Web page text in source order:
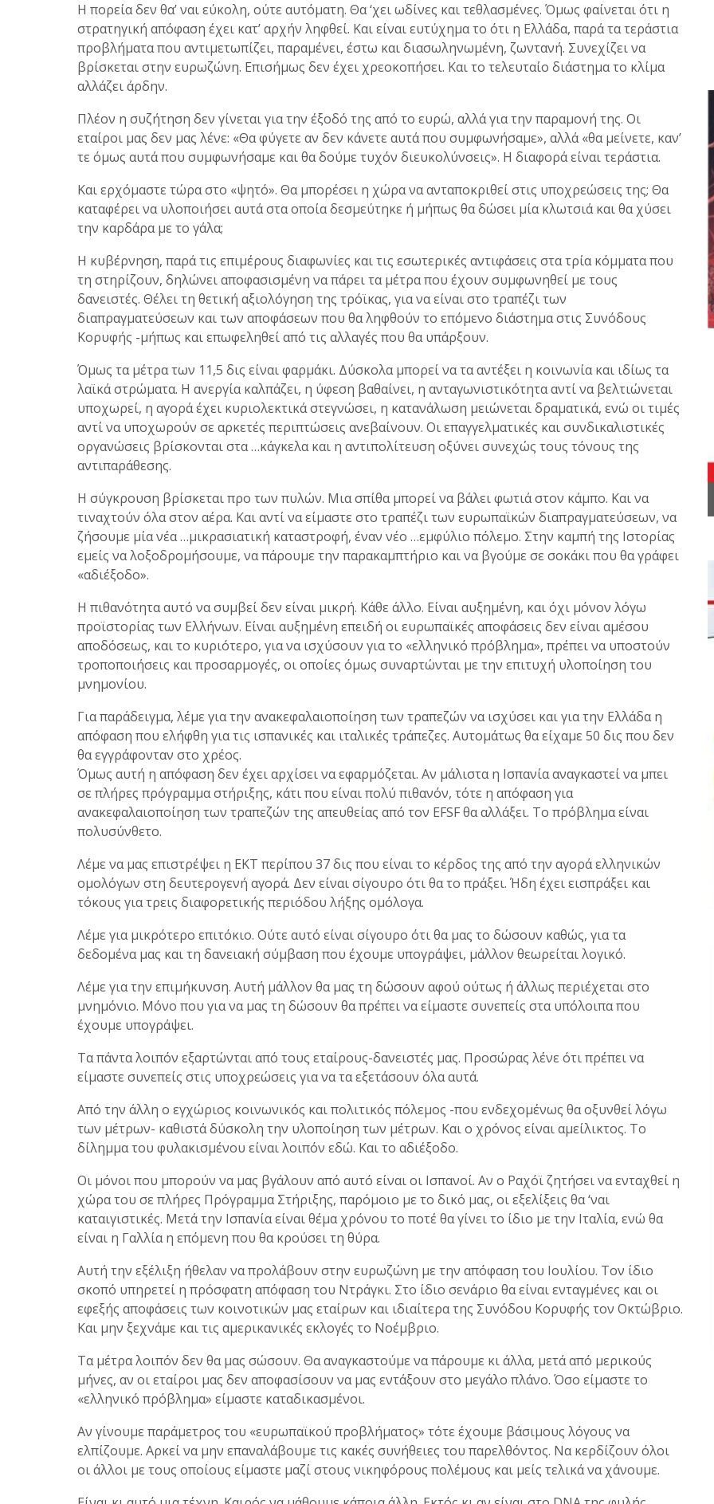
Η πορεία δεν θα’ ναι εύκολη, ούτε αυτόματη. Θα ‘χει ωδίνες και τεθλασμένες. Όμως φαίνεται ότι η
στρατηγική απόφαση έχει κατ’ αρχήν ληφθεί. Και είναι ευτύχημα το ότι η Ελλάδα, παρά τα τεράστια
προβλήματα που αντιμετωπίζει, παραμένει, έστω και διασωληνωμένη, ζωντανή. Συνεχίζει να
βρίσκεται στην ευρωζώνη. Επισήμως δεν έχει χρεοκοπήσει. Και το τελευταίο διάστημα το κλίμα
αλλάζει άρδην.
Πλέον η συζήτηση δεν γίνεται για την έξοδό της από το ευρώ, αλλά για την παραμονή της. Οι
εταίροι μας δεν μας λένε: «Θα φύγετε αν δεν κάνετε αυτά που συμφωνήσαμε», αλλά «θα μείνετε, καν’
τε όμως αυτά που συμφωνήσαμε και θα δούμε τυχόν διευκολύνσεις». Η διαφορά είναι τεράστια.
Και ερχόμαστε τώρα στο «ψητό». Θα μπορέσει η χώρα να ανταποκριθεί στις υποχρεώσεις της; Θα
καταφέρει να υλοποιήσει αυτά στα οποία δεσμεύτηκε ή μήπως θα δώσει μία κλωτσιά και θα χύσει
την καρδάρα με το γάλα;
Η κυβέρνηση, παρά τις επιμέρους διαφωνίες και τις εσωτερικές αντιφάσεις στα τρία κόμματα που
τη στηρίζουν, δηλώνει αποφασισμένη να πάρει τα μέτρα που έχουν συμφωνηθεί με τους
δανειστές. Θέλει τη θετική αξιολόγηση της τρόϊκας, για να είναι στο τραπέζι των
διαπραγματεύσεων και των αποφάσεων που θα ληφθούν το επόμενο διάστημα στις Συνόδους
Κορυφής -μήπως και επωφεληθεί από τις αλλαγές που θα υπάρξουν.
Όμως τα μέτρα των 11,5 δις είναι φαρμάκι. Δύσκολα μπορεί να τα αντέξει η κοινωνία και ιδίως τα
λαϊκά στρώματα. Η ανεργία καλπάζει, η ύφεση βαθαίνει, η ανταγωνιστικότητα αντί να βελτιώνεται
υποχωρεί, η αγορά έχει κυριολεκτικά στεγνώσει, η κατανάλωση μειώνεται δραματικά, ενώ οι τιμές
αντί να υποχωρούν σε αρκετές περιπτώσεις ανεβαίνουν. Οι επαγγελματικές και συνδικαλιστικές
οργανώσεις βρίσκονται στα …κάγκελα και η αντιπολίτευση οξύνει συνεχώς τους τόνους της
αντιπαράθεσης.
Η σύγκρουση βρίσκεται προ των πυλών. Μια σπίθα μπορεί να βάλει φωτιά στον κάμπο. Και να
τιναχτούν όλα στον αέρα. Και αντί να είμαστε στο τραπέζι των ευρωπαϊκών διαπραγματεύσεων, να
ζήσουμε μία νέα …μικρασιατική καταστροφή, έναν νέο …εμφύλιο πόλεμο. Στην καμπή της Ιστορίας
εμείς να λοξοδρομήσουμε, να πάρουμε την παρακαμπτήριο και να βγούμε σε σοκάκι που θα γράφει
«αδιέξοδο».
Η πιθανότητα αυτό να συμβεί δεν είναι μικρή. Κάθε άλλο. Είναι αυξημένη, και όχι μόνον λόγω
προϊστορίας των Ελλήνων. Είναι αυξημένη επειδή οι ευρωπαϊκές αποφάσεις δεν είναι αμέσου
αποδόσεως, και το κυριότερο, για να ισχύσουν για το «ελληνικό πρόβλημα», πρέπει να υποστούν
τροποποιήσεις και προσαρμογές, οι οποίες όμως συναρτώνται με την επιτυχή υλοποίηση του
μνημονίου.
Για παράδειγμα, λέμε για την ανακεφαλαιοποίηση των τραπεζών να ισχύσει και για την Ελλάδα η
απόφαση που ελήφθη για τις ισπανικές και ιταλικές τράπεζες. Αυτομάτως θα είχαμε 50 δις που δεν
θα εγγράφονταν στο χρέος.
Όμως αυτή η απόφαση δεν έχει αρχίσει να εφαρμόζεται. Αν μάλιστα η Ισπανία αναγκαστεί να μπει
σε πλήρες πρόγραμμα στήριξης, κάτι που είναι πολύ πιθανόν, τότε η απόφαση για
ανακεφαλαιοποίηση των τραπεζών της απευθείας από τον EFSF θα αλλάξει. Το πρόβλημα είναι
πολυσύνθετο.
Λέμε να μας επιστρέψει η ΕΚΤ περίπου 37 δις που είναι το κέρδος της από την αγορά ελληνικών
ομολόγων στη δευτερογενή αγορά. Δεν είναι σίγουρο ότι θα το πράξει. Ήδη έχει εισπράξει και
τόκους για τρεις διαφορετικής περιόδου λήξης ομόλογα.
Λέμε για μικρότερο επιτόκιο. Ούτε αυτό είναι σίγουρο ότι θα μας το δώσουν καθώς, για τα
δεδομένα μας και τη δανειακή σύμβαση που έχουμε υπογράψει, μάλλον θεωρείται λογικό.
Λέμε για την επιμήκυνση. Αυτή μάλλον θα μας τη δώσουν αφού ούτως ή άλλως περιέχεται στο
μνημόνιο. Μόνο που για να μας τη δώσουν θα πρέπει να είμαστε συνεπείς στα υπόλοιπα που
έχουμε υπογράψει.
Τα πάντα λοιπόν εξαρτώνται από τους εταίρους-δανειστές μας. Προσώρας λένε ότι πρέπει να
είμαστε συνεπείς στις υποχρεώσεις για να τα εξετάσουν όλα αυτά.
Από την άλλη ο εγχώριος κοινωνικός και πολιτικός πόλεμος -που ενδεχομένως θα οξυνθεί λόγω
των μέτρων- καθιστά δύσκολη την υλοποίηση των μέτρων. Και ο χρόνος είναι αμείλικτος. Το
δίλημμα του φυλακισμένου είναι λοιπόν εδώ. Και το αδιέξοδο.
Οι μόνοι που μπορούν να μας βγάλουν από αυτό είναι οι Ισπανοί. Αν ο Ραχόϊ ζητήσει να ενταχθεί η
χώρα του σε πλήρες Πρόγραμμα Στήριξης, παρόμοιο με το δικό μας, οι εξελίξεις θα ‘ναι
καταιγιστικές. Μετά την Ισπανία είναι θέμα χρόνου το ποτέ θα γίνει το ίδιο με την Ιταλία, ενώ θα
είναι η Γαλλία η επόμενη που θα κρούσει τη θύρα.
Αυτή την εξέλιξη ήθελαν να προλάβουν στην ευρωζώνη με την απόφαση του Ιουλίου. Τον ίδιο
σκοπό υπηρετεί η πρόσφατη απόφαση του Ντράγκι. Στο ίδιο σενάριο θα είναι ενταγμένες και οι
εφεξής αποφάσεις των κοινοτικών μας εταίρων και ιδιαίτερα της Συνόδου Κορυφής τον Οκτώβριο.
Και μην ξεχνάμε και τις αμερικανικές εκλογές το Νοέμβριο.
Τα μέτρα λοιπόν δεν θα μας σώσουν. Θα αναγκαστούμε να πάρουμε κι άλλα, μετά από μερικούς
μήνες, αν οι εταίροι μας δεν αποφασίσουν να μας εντάξουν στο μεγάλο πλάνο. Όσο είμαστε το
«ελληνικό πρόβλημα» είμαστε καταδικασμένοι.
Αν γίνουμε παράμετρος του «ευρωπαϊκού προβλήματος» τότε έχουμε βάσιμους λόγους να
ελπίζουμε. Αρκεί να μην επαναλάβουμε τις κακές συνήθειες του παρελθόντος. Να κερδίζουν όλοι
οι άλλοι με τους οποίους είμαστε μαζί στους νικηφόρους πολέμους και μείς τελικά να χάνουμε.